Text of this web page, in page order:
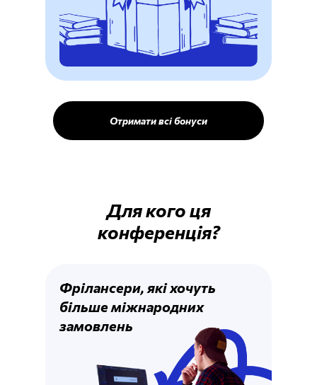
Отримати всі бонуси
Фрілансери, які хочуть
більше міжнародних
замовлень
Для кого ця
конференція?